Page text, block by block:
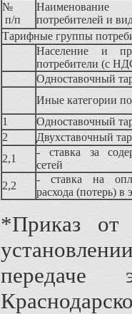
№
п/п
Наименование
потребителей и
Тарифные группы
Население и
потребители (с
Одноставочный
Иные категории
1
Одноставочный
2
Двухставочный
2,1
- ставка за
сетей
2,2
- ставка на
расхода (потерь) в
*Приказ
передаче